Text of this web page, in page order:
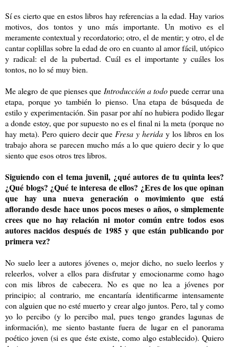
Sí es cierto que en estos libros hay referencias a la edad. Hay varios
motivos, dos tontos y uno más importante. Un motivo es el
meramente contextual y recordatorio; otro, el de mentir; y otro, el de
cantar coplillas sobre la edad de oro en cuanto al amor fácil, utópico
y radical: el de la pubertad. Cuál es el importante y cuáles los
tontos, no lo sé muy bien.
Me alegro de que pienses que Introducción a todopuede cerrar una
etapa, porque yo también lo pienso. Una etapa de búsqueda de
estilo y experimentación. Sin pasar por ahí no hubiera podido llegar
a donde estoy, que por supuesto no es el final ni la meta (porque no
hay meta). Pero quiero decir que Fresa y herida y los libros en los
trabajo ahora se parecen mucho más a lo que quiero decir y lo que
siento que esos otros tres libros.
Siguiendo con el tema juvenil, ¿qué autores de tu quinta lees?
¿Qué blogs? ¿Qué te interesa de ellos? ¿Eres de los que opinan
que hay una nueva generación o movimiento que está
aflorando desde hace unos pocos meses o años, o simplemente
crees que no hay relación ni motor común entre todos esos
autores nacidos después de 1985 y que están publicando por
primera vez?
No suelo leer a autores jóvenes o, mejor dicho, no suelo leerlos y
releerlos, volver a ellos para disfrutar y emocionarme como hago
con mis libros de cabecera. No es que no lea a jóvenes por
principio; al contrario, me encantaría identificarme intensamente
con alguien que no esté muerto y crear algo juntos. Pero, tal y como
yo lo percibo (y lo percibo mal, pues tengo grandes lagunas de
información), me siento bastante fuera de lugar en el panorama
poético joven (si es que éste existe, como algo establecido). Quiero